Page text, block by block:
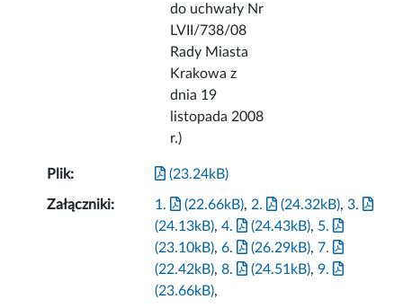
do uchwały Nr
LVII/738/08
Rady Miasta
Krakowa z
dnia 19
listopada 2008
r.)
Plik: (23.24kB)
Załączniki: 1. (22.66kB), 2. (24.32kB),3.
(24.13kB),4. (24.43kB), 5.
(23.10kB),6. (26.29kB), 7.
(22.42kB),8. (24.51kB),9.
(23.66kB),